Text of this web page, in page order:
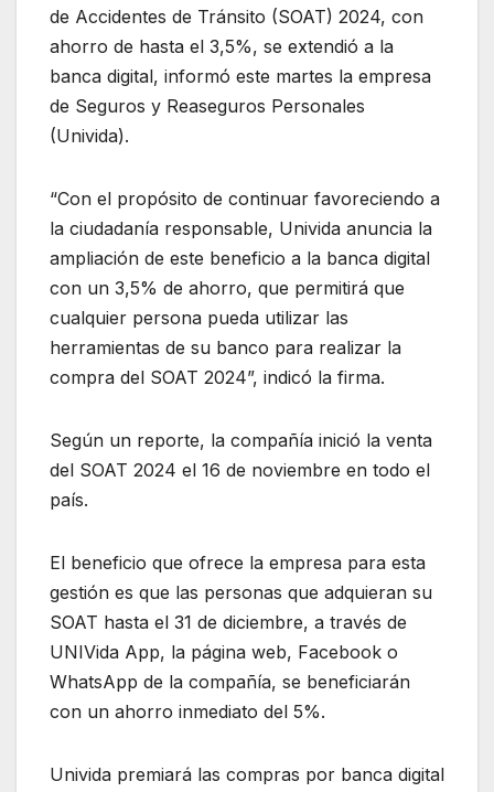
de Accidentes de Tránsito (SOAT) 2024, con
ahorro de hasta el 3,5%, se extendió a la
banca digital, informó este martes la empresa
de Seguros y Reaseguros Personales
(Univida).
“Con el propósito de continuar favoreciendo a
la ciudadanía responsable, Univida anuncia la
ampliación de este beneficio a la banca digital
con un 3,5% de ahorro, que permitirá que
cualquier persona pueda utilizar las
herramientas de su banco para realizar la
compra del SOAT 2024”, indicó la firma.
Según un reporte, la compañía inició la venta
del SOAT 2024 el 16 de noviembre en todo el
país.
El beneficio que ofrece la empresa para esta
gestión es que las personas que adquieran su
SOAT hasta el 31 de diciembre, a través de
UNIVida App, la página web, Facebook o
WhatsApp de la compañía, se beneficiarán
con un ahorro inmediato del 5%.
Univida premiará las compras por banca digital